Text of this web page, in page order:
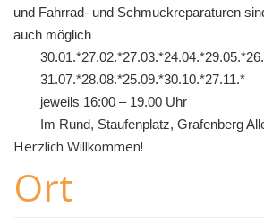
und Fahrrad- und Schmuckreparaturen
auch möglich
31.07.*28.08.*25.09.*30.10.*27.11.*
jeweils 16:00 – 19.00 Uhr
Im Rund, Staufenplatz, Grafenberg
Herzlich Willkommen!
Ort